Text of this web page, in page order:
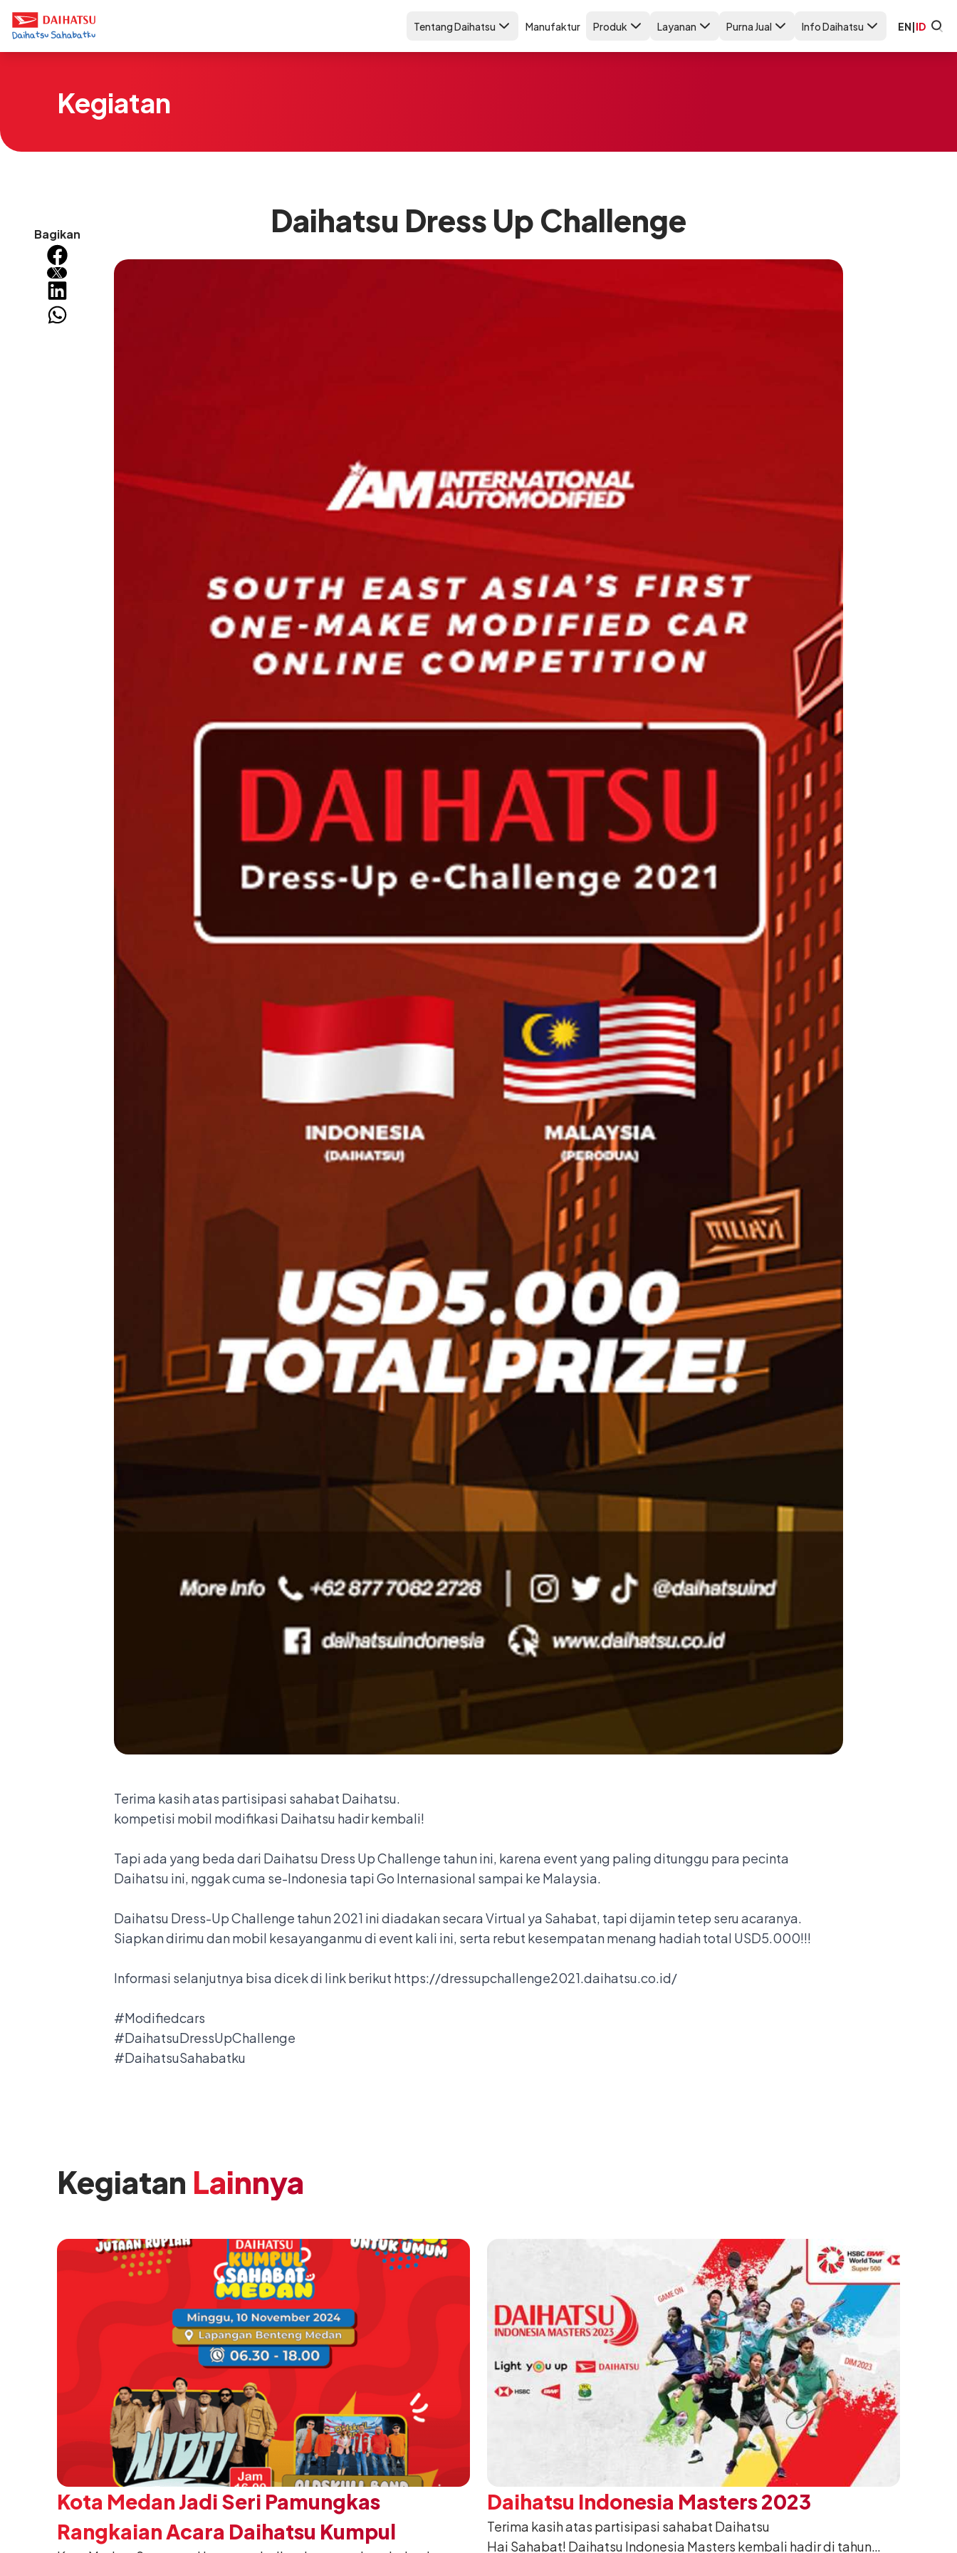
Tentang Daihatsu Manufaktur Produk Layanan Purna Jual Info Daihatsu EN|ID
Kegiatan
Bagikan Daihatsu Dress Up Challenge
Terima kasih atas partisipasi sahabat Daihatsu.
kompetisi mobil modifikasi Daihatsu hadir kembali!
Tapi ada yang beda dari Daihatsu Dress Up Challenge tahun ini, karena event yang paling ditunggu para pecinta
Daihatsu ini, nggak cuma se-Indonesia tapi Go Internasional sampai ke Malaysia.
Daihatsu Dress-Up Challenge tahun 2021 ini diadakan secara Virtual ya Sahabat, tapi dijamin tetep seru acaranya.
Siapkan dirimu dan mobil kesayanganmu di event kali ini, serta rebut kesempatan menang hadiah total USD5.000!!!
Informasi selanjutnya bisa dicek di link berikut https://dressupchallenge2021.daihatsu.co.id/
#Modifiedcars
#DaihatsuDressUpChallenge
#DaihatsuSahabatku
Kegiatan Lainnya
Kota Medan Jadi Seri Pamungkas
Rangkaian Acara Daihatsu Kumpul
Daihatsu Indonesia Masters 2023
Terima kasih atas partisipasi sahabat Daihatsu
Hai Sahabat! Daihatsu Indonesia Masters kembali hadir di tahun